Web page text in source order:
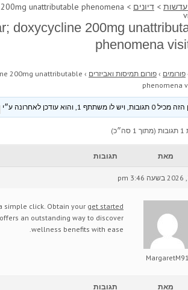
עדשות > דיונים unattributable phenomena
doxycycline 200mg
phenomena
פורומים › פורום תמיסות ואביזרים ›
200mg unattributable
phenomena
ויש לו משתתף 1, והוא עודכן לאחרונה ע״י
מאת תגובות
MargaretM91
simple click. Obtain your get started
an outstanding way to discover
wellness benefits with ease.
מאת תגובות